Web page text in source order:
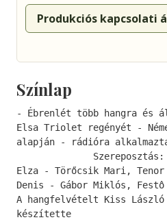
Produkciós kapcsolati
Színlap
- Ébrenlét több hangra és
Elsa Triolet regényét -
alapján - rádióra
Elza - Törőcsik Mari, Tenor
Denis - Gábor Miklós,
A hangfelvételt Kiss László
készítette